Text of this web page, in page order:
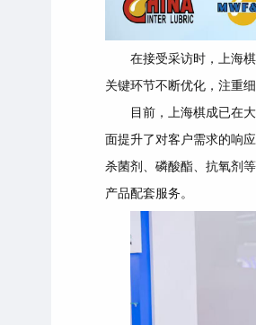
在接受采访时，上海
关键环节不断优化，注重
目前，上海棋成已在
面提升了对客户需求的响
杀菌剂、磷酸酯、抗氧剂
产品配套服务。